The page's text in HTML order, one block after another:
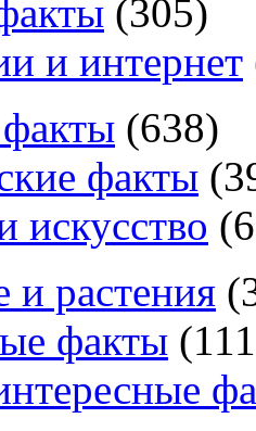
(305)
и интернет
(638)
факты (
искусство (
растения (
факты (111